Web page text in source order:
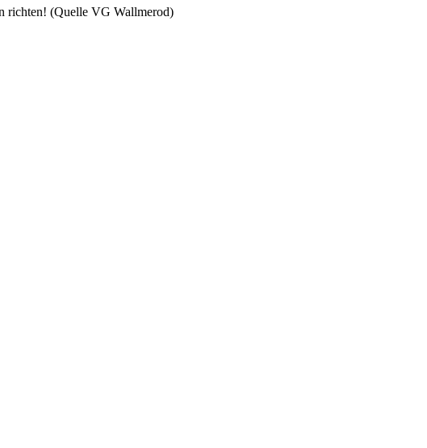
richten! (Quelle VG Wallmerod)